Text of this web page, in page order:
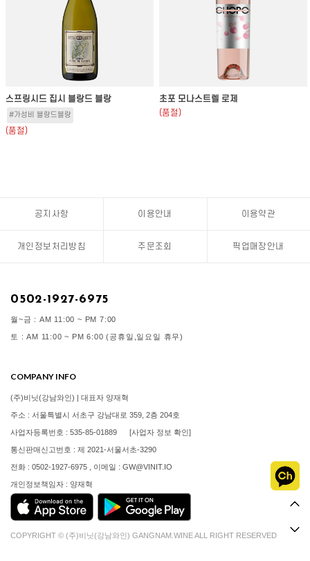
스프링시드 집시 블랑드 블랑
#가성비 블랑드블랑
(품절)
초포 모나스트렐 로제
(품절)
공지사항 이용안내 이용약관
개인정보처리방침 주문조회 픽업매장안내
0502-1927-6975
월~금 : AM 11:00 ~ PM 7:00
토 : AM 11:00 ~ PM 6:00 (공휴일,일요일 휴무)
COMPANY INFO
(주)비닛(강남와인) | 대표자 양재혁
주소 : 서울특별시 서초구 강남대로 359, 2층 204호
사업자등록번호 : 535-85-01889 [사업자 정보 확인]
통신판매신고번호 : 제 2021-서울서초-3290
전화 : 0502-1927-6975 , 이메일 : GW@VINIT.IO
개인정보책임자 : 양재혁
COPYRIGHT © (주)비닛(강남와인) GANGNAM.WINE ALL RIGHT RESERVED